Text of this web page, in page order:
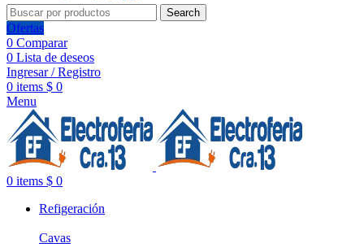
Search
Ofertas
0 Comparar
0 Lista de deseos
Ingresar / Registro
0 items $ 0
Menu
0 items $ 0
Refigeración
Cavas